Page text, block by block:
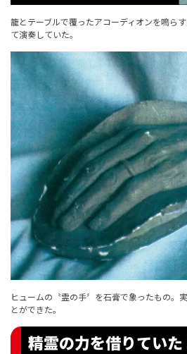
籠とテーブルで覆ったアコーディオンを鳴ら
て演奏していた。
ヒュームの〝霊の手〞を石膏で象ったもの。
とができた。
精霊の力を借りていた